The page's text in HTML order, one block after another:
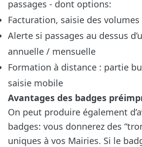
passages - dont options:
Facturation, saisie des volumes
Alerte si passages au dessus
annuelle / mensuelle
Formation à distance : partie
saisie mobile
Avantages des badges
On peut produire également
badges: vous donnerez des
uniques à vos Mairies. Si le